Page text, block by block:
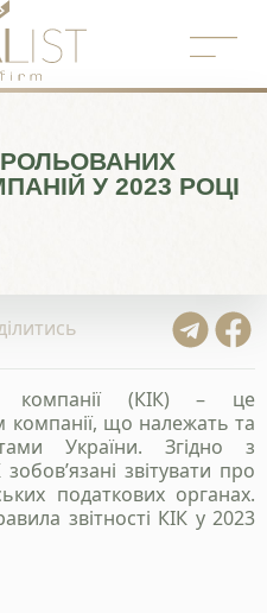
У 2023 РОЦІ
компанії (КІК) – це
компанії, що належать та
України. Згідно з
звітувати про
податкових органах.
звітності КІК у 2023